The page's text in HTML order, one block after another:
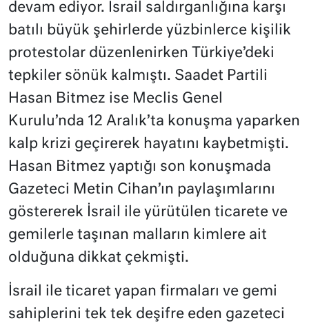
devam ediyor. İsrail saldırganlığına karşı
batılı büyük şehirlerde yüzbinlerce kişilik
protestolar düzenlenirken Türkiye’deki
tepkiler sönük kalmıştı. Saadet Partili
Hasan Bitmez ise Meclis Genel
Kurulu’nda 12 Aralık’ta konuşma yaparken
kalp krizi geçirerek hayatını kaybetmişti.
Hasan Bitmez yaptığı son konuşmada
Gazeteci Metin Cihan’ın paylaşımlarını
göstererek İsrail ile yürütülen ticarete ve
gemilerle taşınan malların kimlere ait
olduğuna dikkat çekmişti.
İsrail ile ticaret yapan firmaları ve gemi
sahiplerini tek tek deşifre eden gazeteci